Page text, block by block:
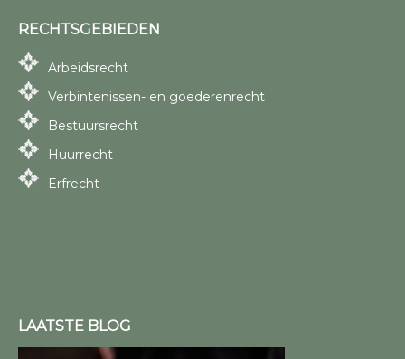
RECHTSGEBIEDEN
Arbeidsrecht
Verbintenissen- en goederenrecht
Bestuursrecht
Huurrecht
Erfrecht
LAATSTE BLOG